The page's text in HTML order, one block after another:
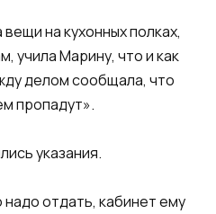
на кухонных полках,
учила Марину, что и как
делом сообщала, что
пропадут».
указания.
отдать, кабинет ему